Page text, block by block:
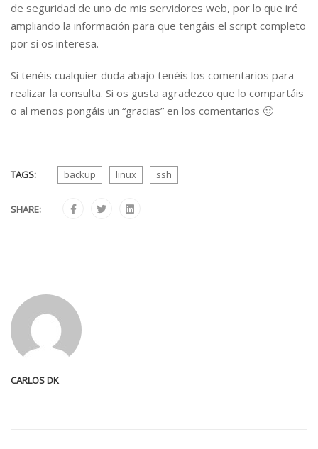
de seguridad de uno de mis servidores web, por lo que iré
ampliando la información para que tengáis el script completo
por si os interesa.
Si tenéis cualquier duda abajo tenéis los comentarios para
realizar la consulta. Si os gusta agradezco que lo compartáis
o al menos pongáis un “gracias” en los comentarios 🙂
TAGS: backup linux ssh
SHARE:
CARLOS DK